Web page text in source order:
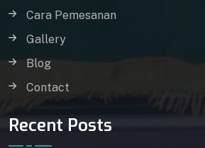
Cara Pemesanan
Gallery
Blog
Contact
Recent Posts